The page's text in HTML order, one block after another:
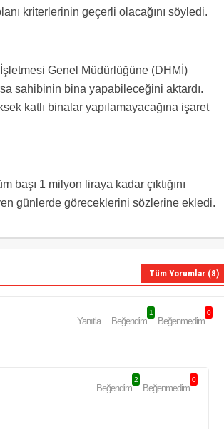
kriterlerinin geçerli olacağını söyledi.
Genel Müdürlüğüne (DHMİ)
sahibinin bina yapabileceğini aktardı.
katlı binalar yapılamayacağına işaret
başı 1 milyon liraya kadar çıktığını
günlerde göreceklerini sözlerine ekledi.
Tüm Yorumlar (8)
Yanıtla Beğendim
1
Beğenmedim
0
Beğendim
2
Beğenmedim
0